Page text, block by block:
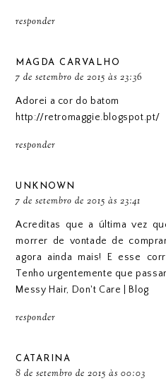
responder
MAGDA CARVALHO
7 de setembro de 2015 às 23:36
Adorei a cor do batom
http://retromaggie.blogspot.pt/
responder
UNKNOWN
7 de setembro de 2015 às 23:41
Acreditas que a última vez
morrer de vontade de
agora ainda mais! E esse
Tenho urgentemente que
Messy Hair, Don't Care | Blog
responder
CATARINA
8 de setembro de 2015 às 00:03